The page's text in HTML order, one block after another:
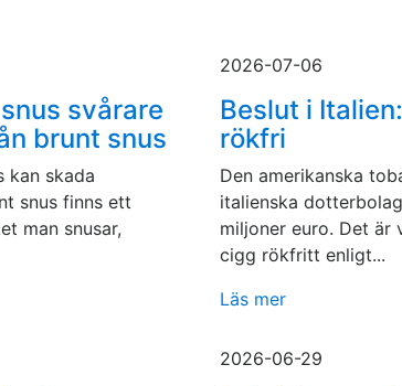
svårare
brunt snus
kan skada
snus finns ett
man snusar,
2026-07-06
Beslut i
rökfri
Den amerikanska
italienska
miljoner euro. Det är
cigg rökfritt enligt...
Läs mer
2026-06-29